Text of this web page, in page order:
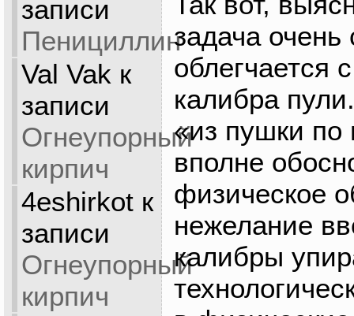
записи
Пенициллин
Val Vak к
записи
Огнеупорный
кирпич
4eshirkotк
записи
Огнеупорный
кирпич
задача очень
облегчается
калибра
«из пушки по
вполне
физическое
нежелание
калибры